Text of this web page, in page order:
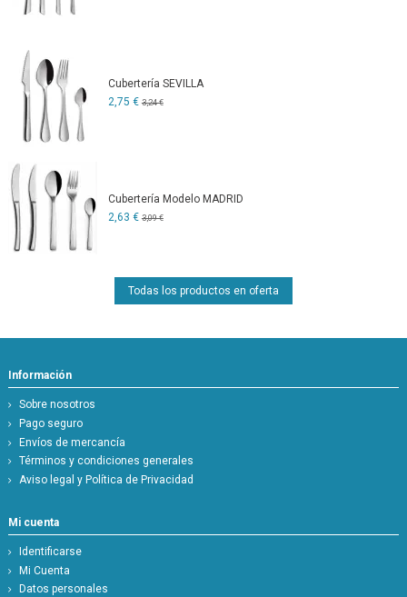
Cubertería SEVILLA
2,75 € 3,24 €
Cubertería Modelo MADRID
2,63 € 3,09 €
Todas los productos en oferta
Información
Sobre nosotros
Pago seguro
Envíos de mercancía
Términos y condiciones generales
Aviso legal y Política de Privacidad
Mi cuenta
Identificarse
Mi Cuenta
Datos personales